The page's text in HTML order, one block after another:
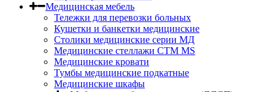
Медицинская мебель
Тележки для перевозки больных
Кушетки и банкетки медицинские
Столики медицинские серии МД
Медицинские стеллажи СТМ MS
Медицинские кровати
Тумбы медицинские подкатные
Медицинские шкафы